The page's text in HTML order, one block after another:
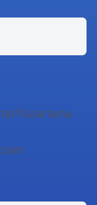
Pazarlama